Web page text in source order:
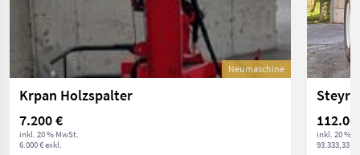
Neumaschine
Krpan Holzspalter
7.200 €
inkl. 20 % MwSt.
6.000 € exkl.
Steyr
inkl. 20 %
93.333,33 €